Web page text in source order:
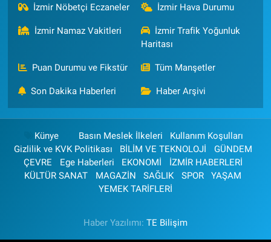
İzmir Nöbetçi Eczaneler İzmir Hava Durumu
İzmir Namaz Vakitleri
İzmir Trafik Yoğunluk
Haritası
Puan Durumu ve Fikstür Tüm Manşetler
Son Dakika Haberleri Haber Arşivi
Künye Basın Meslek İlkeleri
Kullanım Koşulları
Gizlilik ve KVK Politikası
BİLİM VE TEKNOLOJİ
GÜNDEM
ÇEVRE
Ege Haberleri EKONOMİ
İZMİR HABERLERİ
KÜLTÜR SANAT
MAGAZİN SAĞLIK SPOR
YAŞAM
YEMEK TARİFLERİ
Haber Yazılımı: TE Bilişim